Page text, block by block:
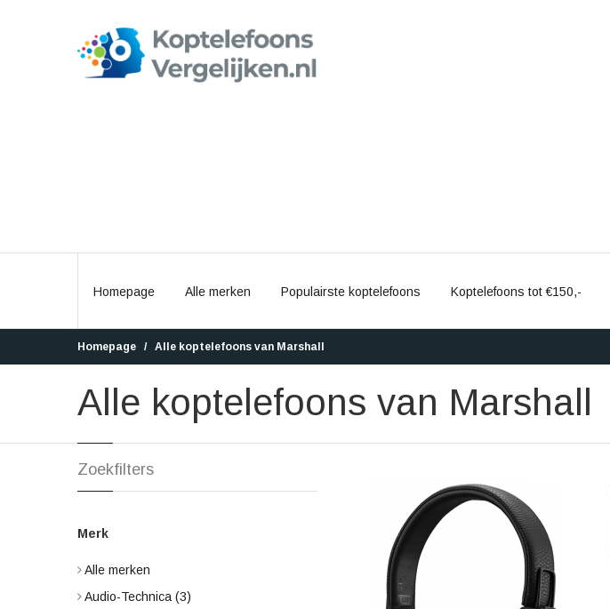
Homepage Alle merken Populairste koptelefoons Koptelefoons tot €150,-
Homepage Alle koptelefoons van Marshall
Alle koptelefoons van Marshall
Zoekfilters
Merk
Alle merken
Audio-Technica (3)